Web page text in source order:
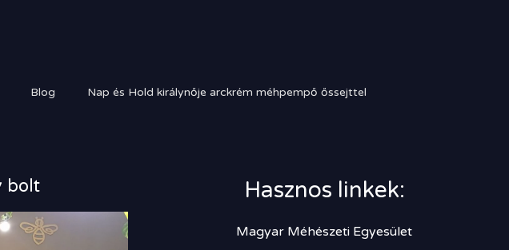
Blog Nap és Hold királynője arckrém méhpempő őssejttel
bolt Hasznos linkek:
Magyar Méhészeti Egyesület